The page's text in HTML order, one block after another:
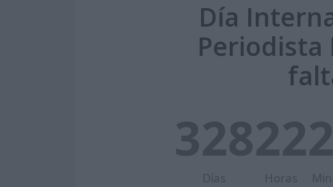
Día
Periodista
328
Días
22
Horas